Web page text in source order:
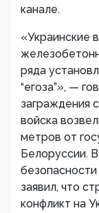
канале.
«Украинские
ряда
“егоза”», —
заграждения
войска
метров от
Белоруссии.
заявил, что
конфликт на